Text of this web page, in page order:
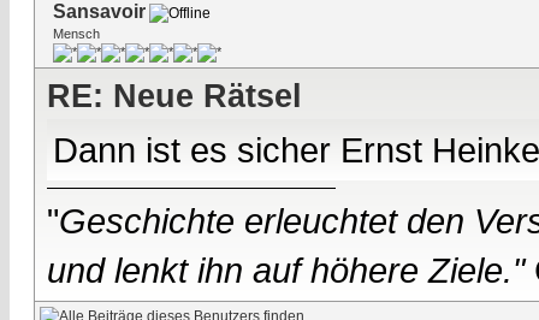
Sansavoir
Mensch
RE: Neue Rätsel
Dann ist es sicher Ernst
"Geschichte erleuchtet den
und lenkt ihn auf höhere Ziele."